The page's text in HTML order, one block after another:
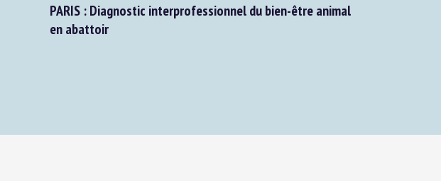
PARIS : Diagnostic interprofessionnel du bien-être animal
en abattoir